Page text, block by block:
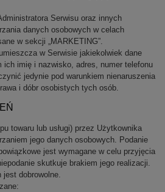
Serwisu oraz innych
danych osobowych w celach
w sekcji „MARKETING”.
w Serwisie jakiekolwiek dane
ich imię i nazwisko, adres, numer telefonu
jedynie pod warunkiem nienaruszenia
i dóbr osobistych tych osób.
towaru lub usługi) przez Użytkownika
jego danych osobowych. Podanie
jest wymagane w celu przyjęcia
skutkuje brakiem jego realizacji.
jest dobrowolne.